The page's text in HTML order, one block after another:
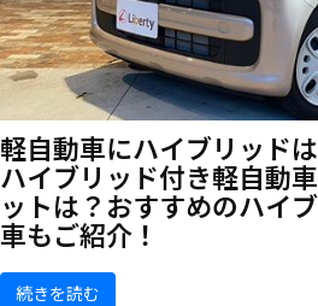
軽自動車にハイブリッド
ハイブリッド付き軽自動
ットは？おすすめのハイ
車もご紹介！
続きを読む